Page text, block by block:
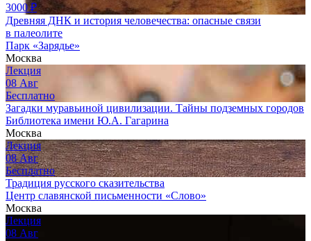
3000₽
Древняя ДНК и история человечества: опасные связи
в палеолите
Парк «Зарядье»
Москва
Лекция
08 Авг
Бесплатно
Загадки муравьиной цивилизации. Тайны подземных городов
Библиотека имени Ю.А. Гагарина
Москва
Лекция
08 Авг
Бесплатно
Традиция русского сказительства
Центр славянской письменности «Слово»
Москва
Лекция
08 Авг